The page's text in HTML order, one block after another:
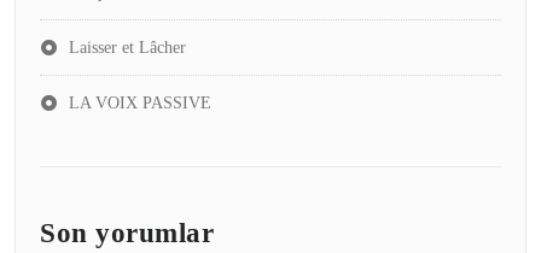
Laisser et Lâcher
LA VOIX PASSIVE
Son yorumlar